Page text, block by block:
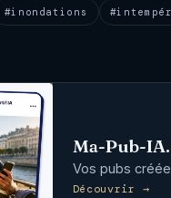
#inondations
Ma-Pub-
Vos pubs
Découvrir →